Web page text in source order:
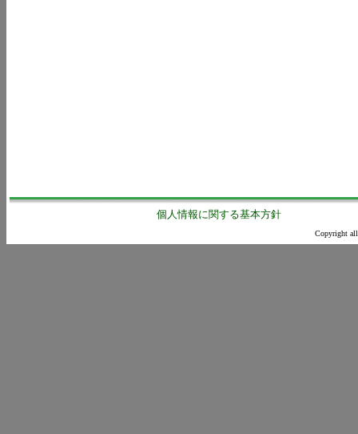
個人情報に関する基本方針
Copyright all